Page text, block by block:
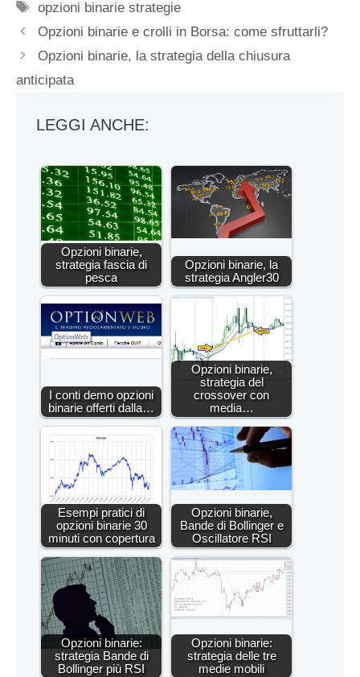
Tag
opzioni binarie strategie
Opzioni binarie e crolli in Borsa: come sfruttarli?
Opzioni binarie, la strategia della chiusura
anticipata
LEGGI ANCHE:
Opzioni binarie,
strategia fascia di
pesca
Opzioni binarie, la
strategia Angler30
I conti demo opzioni
binarie offerti dalla…
Opzioni binarie,
strategia del
crossover con
media…
Esempi pratici di
opzioni binarie 30
minuti con copertura
Opzioni binarie,
Bande di Bollinger e
Oscillatore RSI
Opzioni binarie:
strategia Bande di
Bollinger più RSI
Opzioni binarie:
strategia delle tre
medie mobili